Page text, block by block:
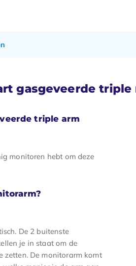
gasgeveerde
triple arm
monitoren hebt om deze
De 2 buitenste
je in staat om de
zetten. De monitorarm komt